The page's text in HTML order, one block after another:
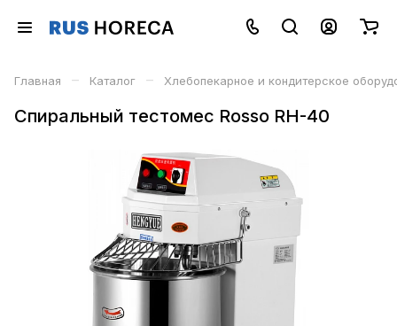
Главная – Каталог – Хлебопекарное и кондитерское
Спиральный тестомес Rosso RH-40